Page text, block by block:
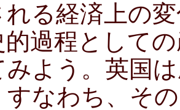
れる経済上の
的過程として
みよう。英国
すなわち、そ